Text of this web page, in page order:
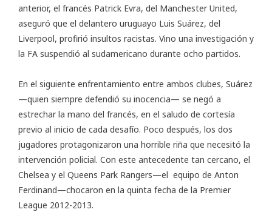
anterior, el francés Patrick Evra, del Manchester United,
aseguró que el delantero uruguayo Luis Suárez, del
Liverpool, profirió insultos racistas. Vino una investigación y
la FA suspendió al sudamericano durante ocho partidos.
En el siguiente enfrentamiento entre ambos clubes, Suárez
—quien siempre defendió su inocencia— se negó a
estrechar la mano del francés, en el saludo de cortesía
previo al inicio de cada desafío. Poco después, los dos
jugadores protagonizaron una horrible riña que necesitó la
intervención policial. Con este antecedente tan cercano, el
Chelsea y el Queens Park Rangers—el equipo de Anton
Ferdinand—chocaron en la quinta fecha de la Premier
League 2012-2013.